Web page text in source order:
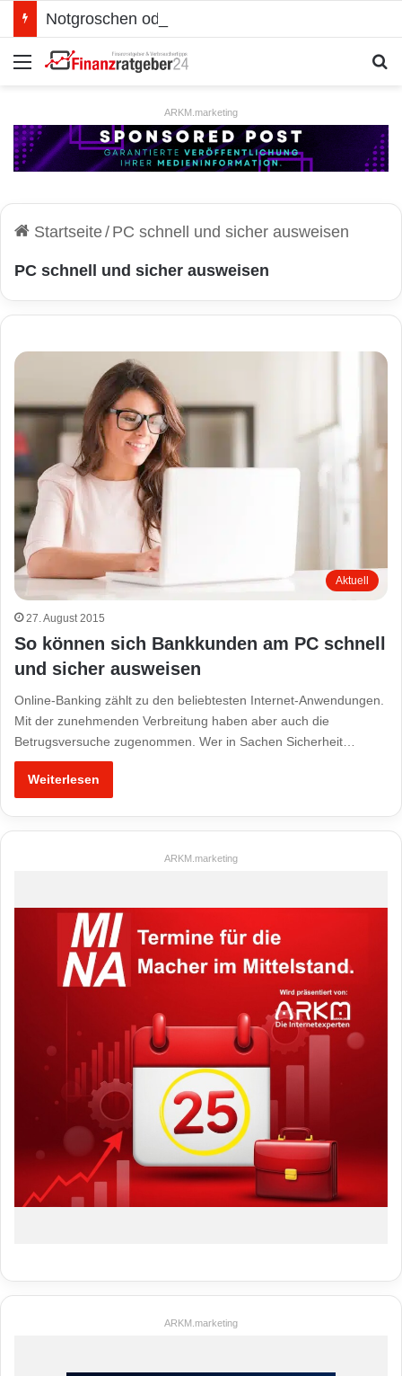
Menü
ARKM.marketing
Startseite/ PC schnell und sicher ausweisen
PC schnell und sicher ausweisen
Aktuell
27. August 2015
So können sich Bankkunden am PC schnell
und sicher ausweisen
Online-Banking zählt zu den beliebtesten Internet-Anwendungen.
Mit der zunehmenden Verbreitung haben aber auch die
Betrugsversuche zugenommen. Wer in Sachen Sicherheit…
Weiterlesen
ARKM.marketing
ARKM.marketing